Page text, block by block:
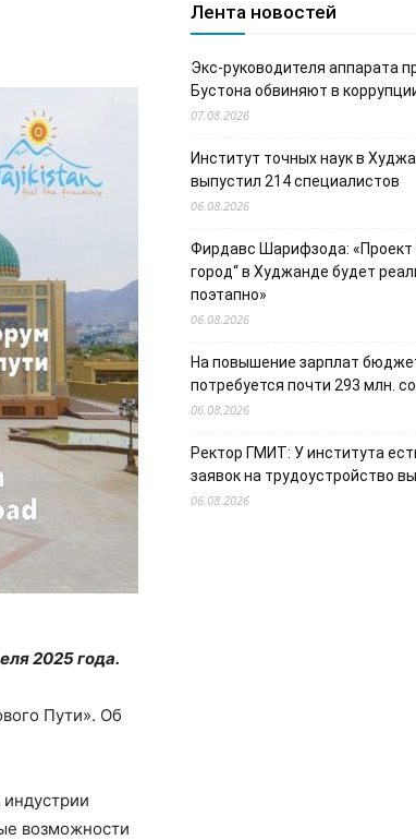
2025 года.
Пути». Об
возможности
Лента новостей
Экс-руководителя аппарата
Бустона обвиняют в
07.08.2026
Институт точных наук в
выпустил 214 специалистов
06.08.2026
Фирдавс Шарифзода: «Проект
город“ в Худжанде будет
поэтапно»
06.08.2026
На повышение зарплат
потребуется почти 293 млн.
06.08.2026
Ректор ГМИТ: У института
заявок на трудоустройство
06.08.2026